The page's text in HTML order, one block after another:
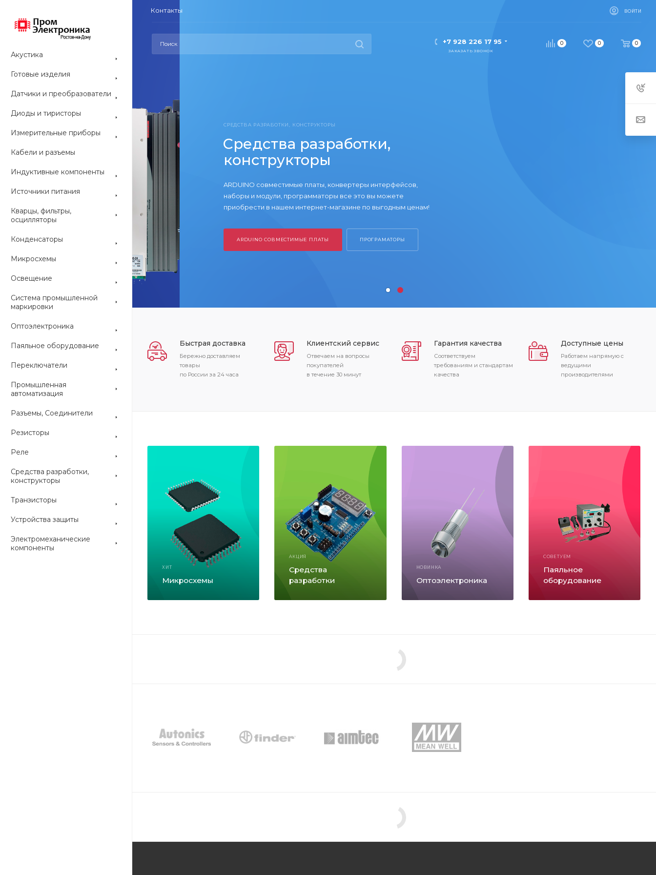
Контакты ВОЙТИ
0 0 0
+7 928 226 17 95
ЗАКАЗАТЬ ЗВОНОК
Акустика
Готовые изделия
Датчики и преобразователи
Диоды и тиристоры
Измерительные приборы
Кабели и разъемы
Индуктивные компоненты
Источники питания
Кварцы, фильтры,
осцилляторы
Конденсаторы
Микросхемы
Освещение
Система промышленной
маркировки
Оптоэлектроника
Паяльное оборудование
Переключатели
Промышленная
автоматизация
Разъемы, Соединители
Резисторы
Реле
Средства разработки,
конструкторы
Транзисторы
Устройства защиты
Электромеханические
компоненты
СРЕДСТВА РАЗРАБОТКИ, КОНСТРУКТОРЫ
Средства разработки,
конструкторы
ARDUINO совместимые платы, конвертеры интерфейсов,
наборы и модули, программаторы все это вы можете
приобрести в нашем интернет-магазине по выгодным ценам!
ARDUINO СОВМЕСТИМЫЕ ПЛАТЫ ПРОГРАМАТОРЫ
Быстрая доставка
Бережно доставляем
товары
по России за 24 часа
Клиентский сервис
Отвечаем на вопросы
покупателей
в течение 30 минут
Гарантия качества
Соответствуем
требованиям и стандартам
качества
Доступные цены
Работаем напрямую с
ведущими
производителями
ХИТ
Микросхемы
АКЦИЯ
Средства
разработки
НОВИНКА
Оптоэлектроника
СОВЕТУЕМ
Паяльное
оборудование